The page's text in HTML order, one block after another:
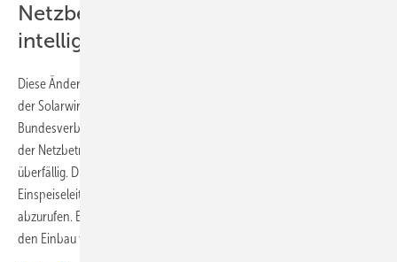
Netzbetreiber müssen endlich
intelligent steuern
Diese Änderungen im Vergleich zum ursprünglichen Entwurf stößt in
der Solarwirtschaft auf Zustimmung. So bezeichnet der
Bundesverband Solarwirtschaft (BSW-Solar) auch die Verpflichtung
der Netzbetreiber zur sicheren Steuerung von Solaranlagen als längst
überfällig. Die Netzbetreiber müssen jederzeit in der Lage sein, die
Einspeiseleitung anzupassen und die Ist-Einspeiseleistung jederzeit
abzurufen. Entsprechend müssen die Netz- und Messstellenbetreiber
den Einbau von intelligenten Messsystemen beschleunigen.